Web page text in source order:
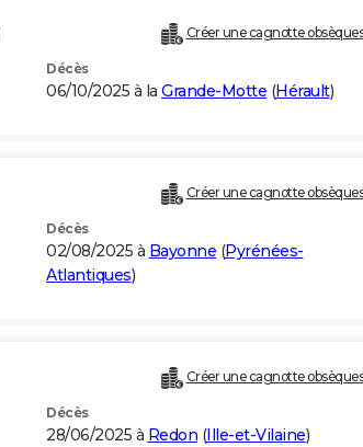
Créer une cagnotte obsèques
Décès
06/10/2025 à la Grande-Motte (Hérault)
Créer une cagnotte obsèques
Décès
02/08/2025 à Bayonne (Pyrénées-
Atlantiques)
Créer une cagnotte obsèques
Décès
28/06/2025 à Redon (Ille-et-Vilaine)